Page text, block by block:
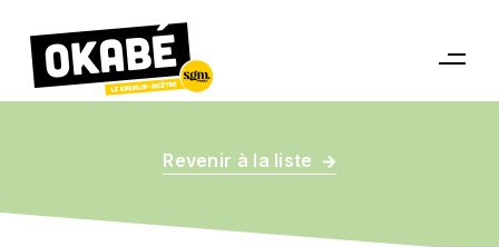
Revenir à la liste